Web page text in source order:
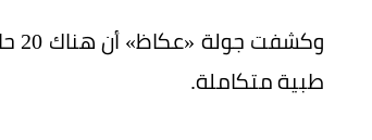
طبية متكاملة.